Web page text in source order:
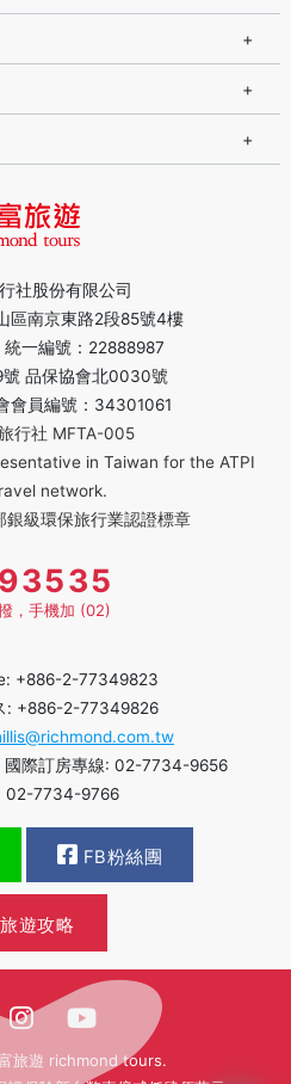
社股份有限公司
區南京東路2段85號4樓
一編號：22888987
品保協會北0030號
會員編號：34301061
行社 MFTA-005
in Taiwan for the ATPI
network.
銀級環保旅行業認證標章
，手機加 (02)
+886-2-77349823
: +886-2-77349826
國際訂房專線: 02-7734-9656
02-7734-9766
FB粉絲團
旅遊攻略
旅遊 richmond tours.